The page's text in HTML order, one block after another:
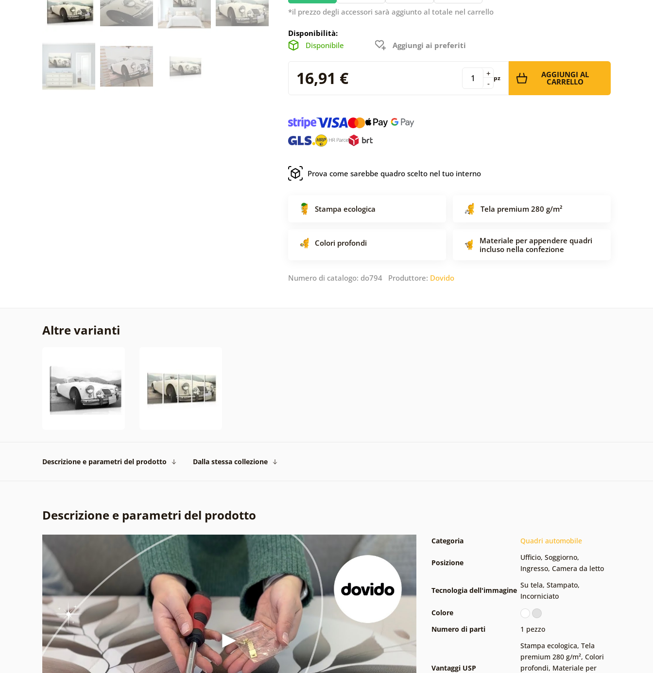
*il prezzo degli accessori sarà aggiunto al totale nel carrello
Disponibilità:
Disponibile
Aggiungi ai preferiti
16,91 € -
+ pz AGGIUNGI AL
CARRELLO
Prova come sarebbe quadro scelto nel tuo interno
Stampa ecologica Tela premium 280 g/m²
Colori profondi
Materiale per appendere quadri
incluso nella confezione
Numero di catalogo: do794 Produttore: Dovido
Altre varianti
Descrizione e parametri del prodotto Dalla stessa collezione
Descrizione e parametri del prodotto
Categoria Quadri automobile
Posizione
Ufficio, Soggiorno,
Ingresso, Camera da letto
Tecnologia dell'immagine
Su tela, Stampato,
Incorniciato
Colore
Numero di parti
1 pezzo
Vantaggi USP
Stampa ecologica, Tela
premium 280 g/m², Colori
profondi, Materiale per